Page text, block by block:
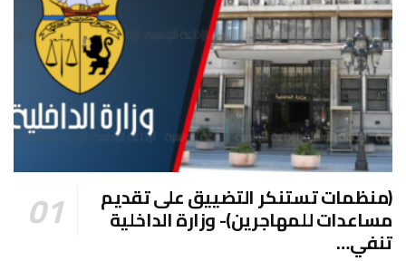
(منظمات تستنكر التضييق على تقديم
مساعدات للمهاجرين)- وزارة الداخلية
تنفي…